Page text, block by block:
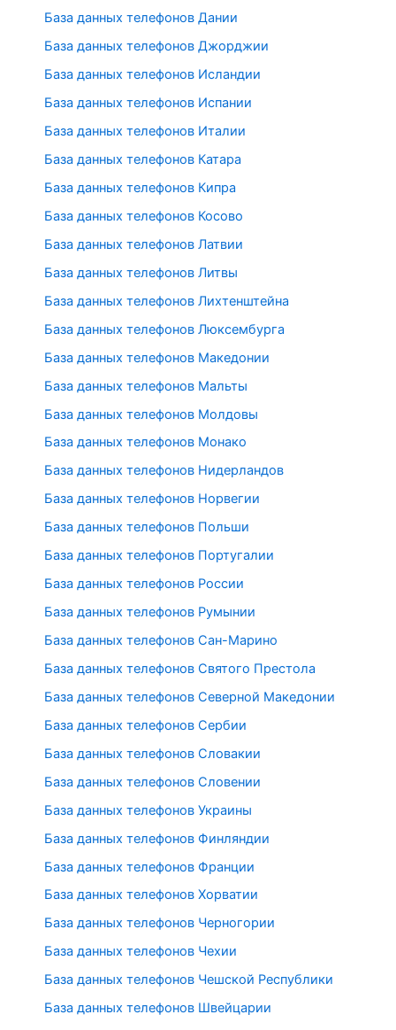
База данных телефонов Дании
База данных телефонов Джорджии
База данных телефонов Исландии
База данных телефонов Испании
База данных телефонов Италии
База данных телефонов Катара
База данных телефонов Кипра
База данных телефонов Косово
База данных телефонов Латвии
База данных телефонов Литвы
База данных телефонов Лихтенштейна
База данных телефонов Люксембурга
База данных телефонов Македонии
База данных телефонов Мальты
База данных телефонов Молдовы
База данных телефонов Монако
База данных телефонов Нидерландов
База данных телефонов Норвегии
База данных телефонов Польши
База данных телефонов Португалии
База данных телефонов России
База данных телефонов Румынии
База данных телефонов Сан-Марино
База данных телефонов Святого Престола
База данных телефонов Северной Македонии
База данных телефонов Сербии
База данных телефонов Словакии
База данных телефонов Словении
База данных телефонов Украины
База данных телефонов Финляндии
База данных телефонов Франции
База данных телефонов Хорватии
База данных телефонов Черногории
База данных телефонов Чехии
База данных телефонов Чешской Республики
База данных телефонов Швейцарии